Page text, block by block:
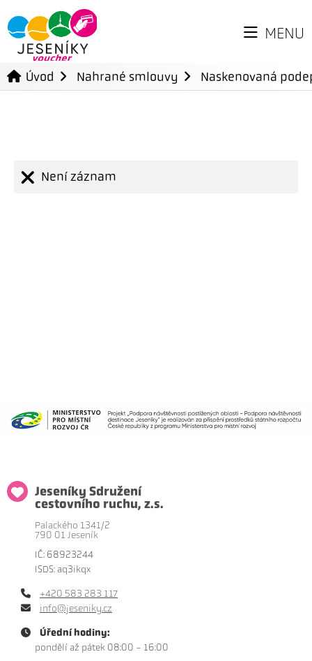
MENU
Úvod Nahrané smlouvy Naskenovaná
Není záznam
Jeseníky Sdružení
cestovního ruchu, z.s.
Palackého 1341/2
790 01 Jeseník
IČ: 68923244
ISDS: aq3ikqx
+420 583 283 117
info@jeseniky.cz
Úřední hodiny:
pondělí až pátek 08:00 - 16:00